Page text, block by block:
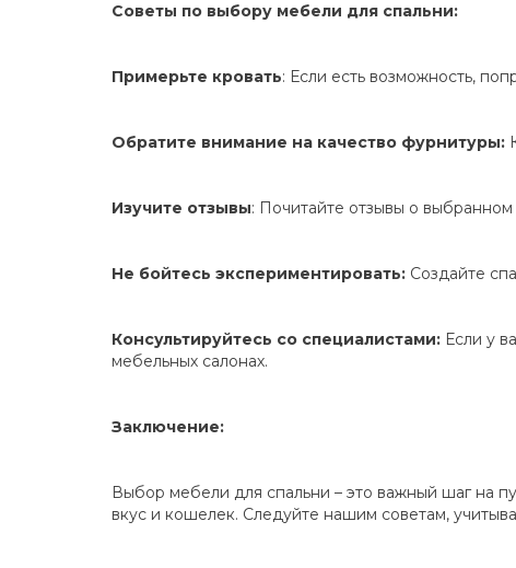
Советы по выбору мебели для спальни:
Примерьте кровать: Если есть возможность,
Обратите внимание на качество фурнитуры:
Изучите отзывы: Почитайте отзывы о
Не бойтесь экспериментировать: Создайте
Консультируйтесь со специалистами: Если у
мебельных салонах.
Заключение:
Выбор мебели для спальни – это важный шаг на
вкус и кошелек. Следуйте нашим советам,